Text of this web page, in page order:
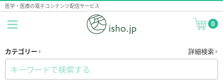
医学・医療の電子コンテンツ配信サービス
0
カテゴリー 詳細検索